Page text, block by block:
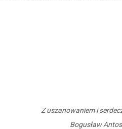
Z uszanowaniem i
Bogusław